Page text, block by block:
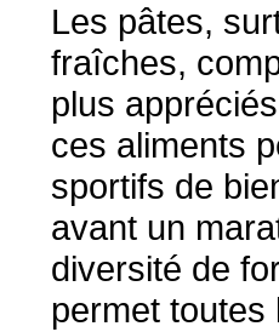
Les pâtes,
fraîches,
plus
ces aliments
sportifs de
avant un
diversité de
permet toutes